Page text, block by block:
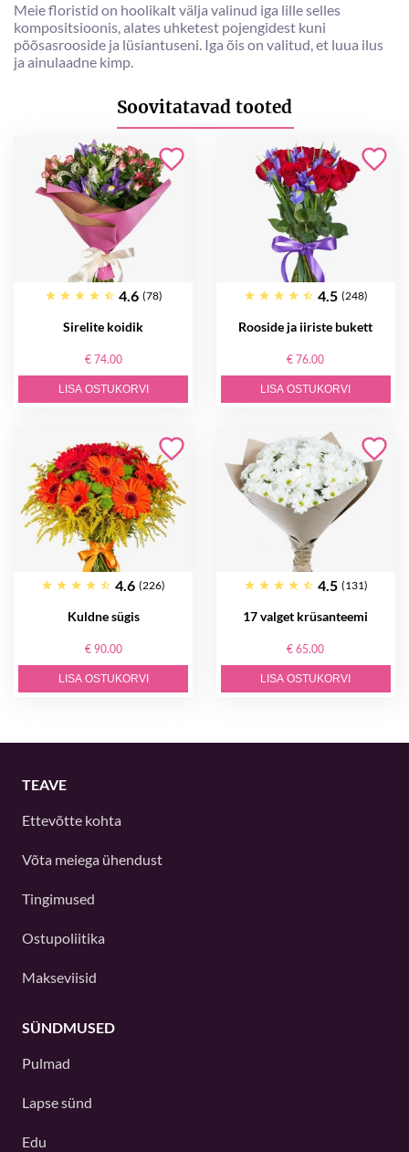
Meie floristid on hoolikalt välja valinud iga lille selles
kompositsioonis, alates uhketest pojengidest kuni
põõsasrooside ja lüsiantuseni. Iga õis on valitud, et luua ilus
ja ainulaadne kimp.
Soovitatavad tooted
4.6 (78)
Sirelite koidik
€ 74.00
LISA OSTUKORVI
4.5 (248)
Rooside ja iiriste bukett
€ 76.00
LISA OSTUKORVI
4.6 (226)
Kuldne sügis
€ 90.00
LISA OSTUKORVI
4.5 (131)
17 valget krüsanteemi
€ 65.00
LISA OSTUKORVI
TEAVE
Ettevõtte kohta
Võta meiega ühendust
Tingimused
Ostupoliitika
Makseviisid
SÜNDMUSED
Pulmad
Lapse sünd
Edu